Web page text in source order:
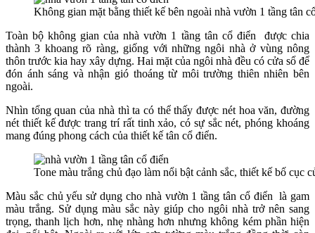
Không gian mặt bằng thiết kế bên ngoài nhà vườn 1 tầng tân
Toàn bộ không gian của nhà vườn 1 tầng tân cổ điển được chia
thành 3 khoang rõ ràng, giống với những ngôi nhà ở vùng nông
thôn trước kia hay xây dựng. Hai mặt của ngôi nhà đều có cửa sổ để
đón ánh sáng và nhận gió thoáng từ môi trường thiên nhiên bên
ngoài.
Nhìn tổng quan của nhà thì ta có thể thấy được nét hoa văn, đường
nét thiết kế được trang trí rất tinh xảo, có sự sắc nét, phóng khoáng
mang đúng phong cách của thiết kế tân cổ điển.
Tone màu trắng chủ đạo làm nổi bật cảnh sắc, thiết kế bố cục
Màu sắc chủ yếu sử dụng cho nhà vườn 1 tầng tân cổ điển là gam
màu trắng. Sử dụng màu sắc này giúp cho ngôi nhà trở nên sang
trọng, thanh lịch hơn, nhẹ nhàng hơn nhưng không kém phần hiện